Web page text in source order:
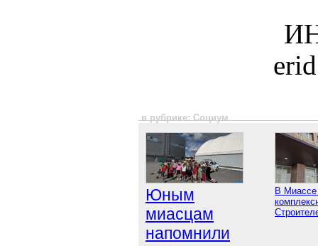
в рубрике: Социум
Юным
миасцам
напомнили
В Миассе